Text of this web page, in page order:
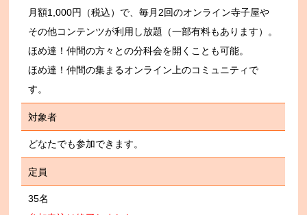
月額1,000円（税込）で、毎月2回のオンライン寺子屋や
その他コンテンツが利用し放題（一部有料もあります）。
ほめ達！仲間の方々との分科会を開くことも可能。
ほめ達！仲間の集まるオンライン上のコミュニティで
す。
対象者
どなたでも参加できます。
定員
35名